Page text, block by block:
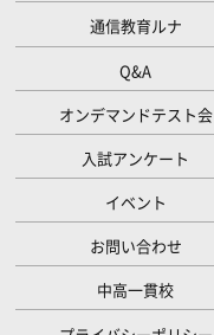
通信教育ルナ
Q&A
オンデマンドテスト会
入試アンケート
イベント
お問い合わせ
中高一貫校